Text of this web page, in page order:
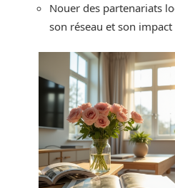
Nouer des partenariats
son réseau et son impact